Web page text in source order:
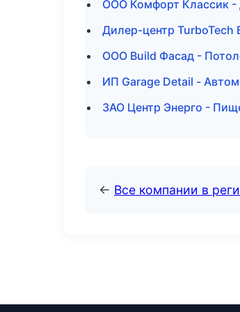
ООО Комфорт Классик
Дилер-центр TurboTech
ООО Build Фасад -
ИП Garage Detail -
ЗАО Центр Энерго -
← Все компании в